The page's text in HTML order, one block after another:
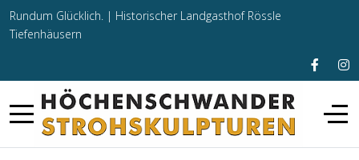
Rundum Glücklich. | Historischer Landgasthof Rössle
Tiefenhäusern